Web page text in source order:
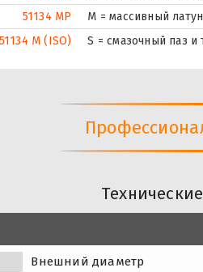
51134 MP
M = массивный
M (ISO)
S = смазочный паз
Внешний диаметр